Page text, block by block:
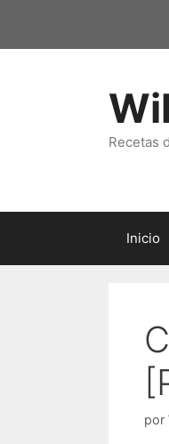
contenido
Recetas
Inicio
por